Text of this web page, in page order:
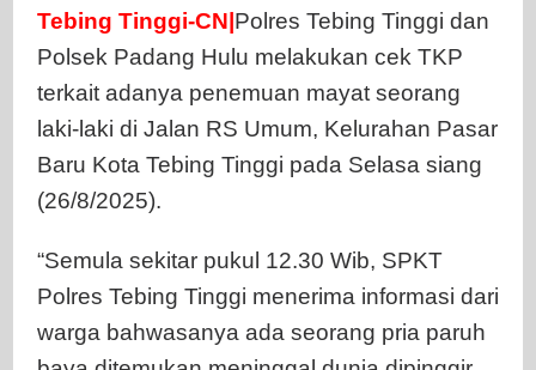
Nafas
Tebing Tinggi-CN| Polres Tebing Tinggi dan
Polsek Padang Hulu melakukan cek TKP
terkait adanya penemuan mayat seorang
laki-laki di Jalan RS Umum, Kelurahan Pasar
Baru Kota Tebing Tinggi pada Selasa siang
(26/8/2025).
“Semula sekitar pukul 12.30 Wib, SPKT
Polres Tebing Tinggi menerima informasi dari
warga bahwasanya ada seorang pria paruh